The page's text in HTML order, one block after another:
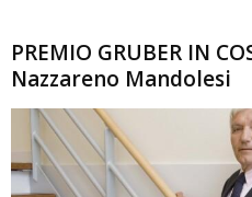
PREMIO GRUBER IN
Nazzareno Mandolesi